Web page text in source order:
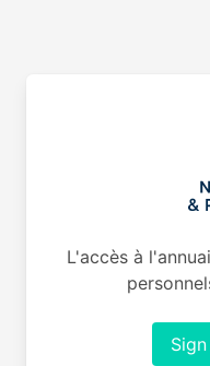
L'accès à